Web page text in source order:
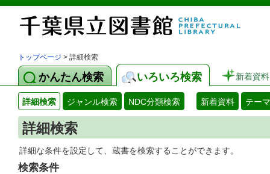
トップページ > 詳細検索
かんたん検索 いろいろ検索 新着資料
詳細検索 ジャンル検索 NDC分類検索 新着資料 テー
詳細検索
詳細な条件を設定して、蔵書を検索することができます。
検索条件